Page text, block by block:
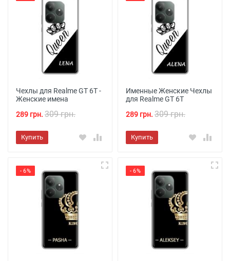
Чехлы для Realme GT 6T -
Женские имена
289 грн. 309 грн.
Купить
Именные Женские Чехлы
для Realme GT 6T
289 грн. 309 грн.
Купить
- 6% - 6%